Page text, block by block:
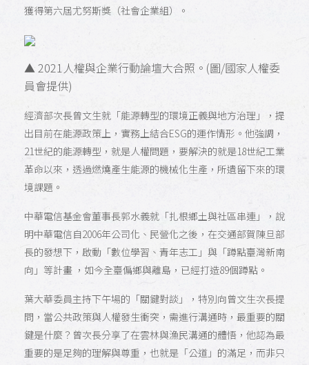
獲得第六屆尤努斯獎（社會企業組）。
▲ 2021人權與企業行動論壇大合照。(圖/國家人權委
員會提供)
經濟部次長曾文生就「能源轉型的環境正義與地方治理」，提
出目前在能源政策上，實務上結合ESG的運作情形。他強調，
21世紀的能源轉型，就是人權問題，要解決的就是18世紀工業
革命以來，透過燃燒產生能源的機械化生產，所遺留下來的環
境課題。
中華電信基金會董事長郭水義就「扎根鄉土與社區串連」，說
明中華電信自2006年公司化、民營化之後，在交通部賀陳旦部
長的發想下，啟動「數位學習、青年志工」與「蹲點臺灣新南
向」等計畫 ，如今全臺偏鄉與離島，已經打造89個蹲點。
葉大華委員主持下午場的「關鍵對談」，特別向曾文生次長提
問，當公共政策與人權發生衝突，需進行溝通時，最重要的關
鍵是什麼？曾次長分享了在雲林與漁民溝通的體悟，他認為最
重要的是足夠的理解與尊重，也就是「公道」的滿足，而非只